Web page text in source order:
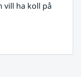
vill ha koll på